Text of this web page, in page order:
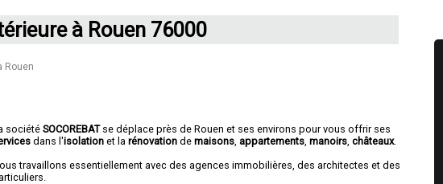
à Rouen 76000
Rouen
sociétéSOCOREBATse déplace près de Rouen et ses environs pour vous offrir ses
dans l'isolation et larénovation demaisons appartements ,manoirs ,châteaux.
travaillons essentiellement avec des agences immobilières, des architectes et des